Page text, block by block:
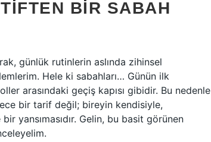
BIR SABAH
günlük rutinlerin aslında zihinsel
Hele ki sabahları… Günün ilk
arasındaki geçiş kapısı gibidir. Bu nedenle
bir tarif değil; bireyin kendisiyle,
yansımasıdır. Gelin, bu basit görünen